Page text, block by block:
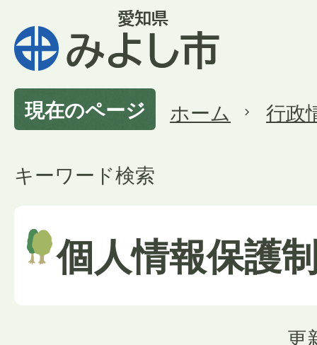
現在のページ ホーム 行政
キーワード検索
個人情報保護
更